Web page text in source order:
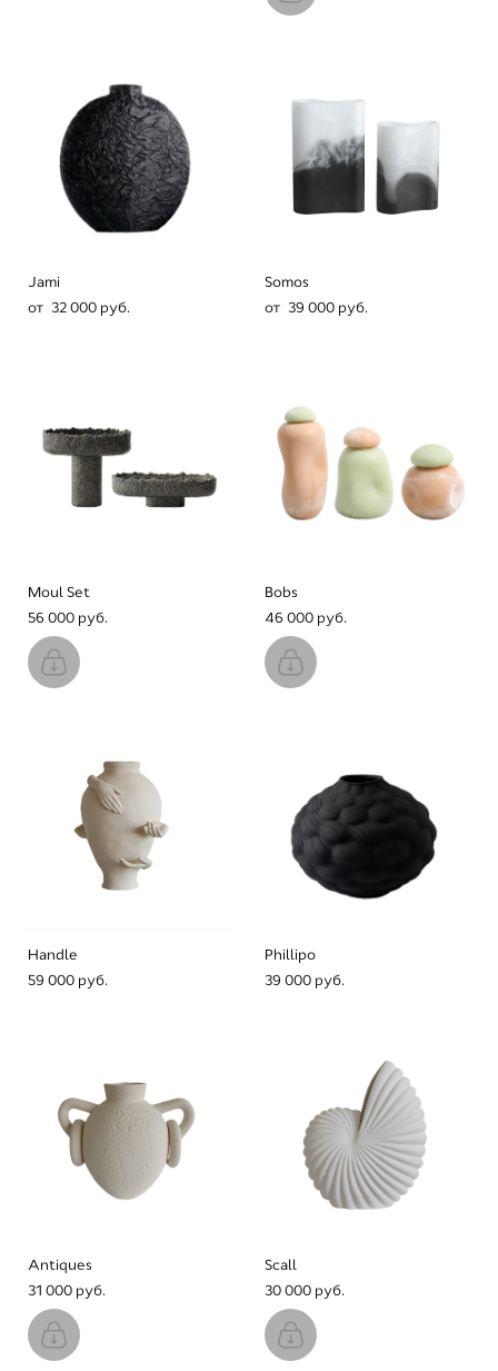
Jami
от 32 000 pуб.
Somos
от 39 000 pуб.
Moul Set
56 000 pуб.
Bobs
46 000 pуб.
Handle
59 000 pуб.
Phillipo
39 000 pуб.
Antiques
31 000 pуб.
Scall
30 000 pуб.